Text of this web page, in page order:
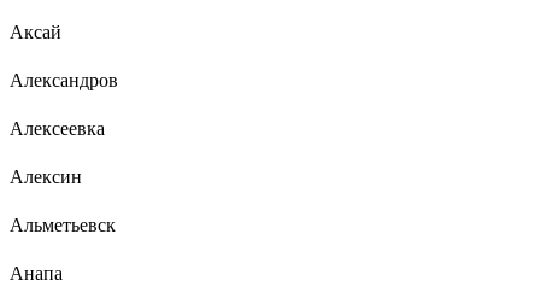
Аксай
Александров
Алексеевка
Алексин
Альметьевск
Анапа